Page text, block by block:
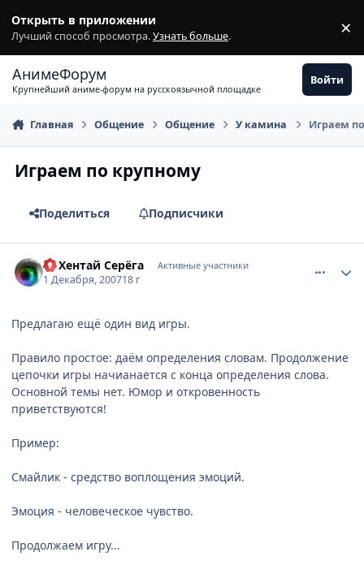
Открыть в приложении
Лучший способ просмотра.Узнать больше. ×
АнимеФорум
Крупнейший аниме-форум на русскоязычной площадке
Войти
Главная Общение Общение У камина Играем
Играем по крупному
Поделиться Подписчики
DJ Хентай Серёга Активные участники
1 Декабря, 200718 г
Предлагаю ещё один вид игры.
Правило простое: даём определения словам. Продолжение
цепочки игры начианается с конца определения слова.
Основной темы нет. Юмор и откровенность
приветствуются!
Пример:
Смайлик - средство воплощения эмоций.
Эмоция - человеческое чувство.
Продолжаем игру...